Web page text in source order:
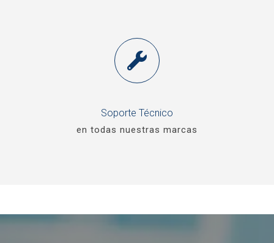
Soporte Técnico
en todas nuestras marcas